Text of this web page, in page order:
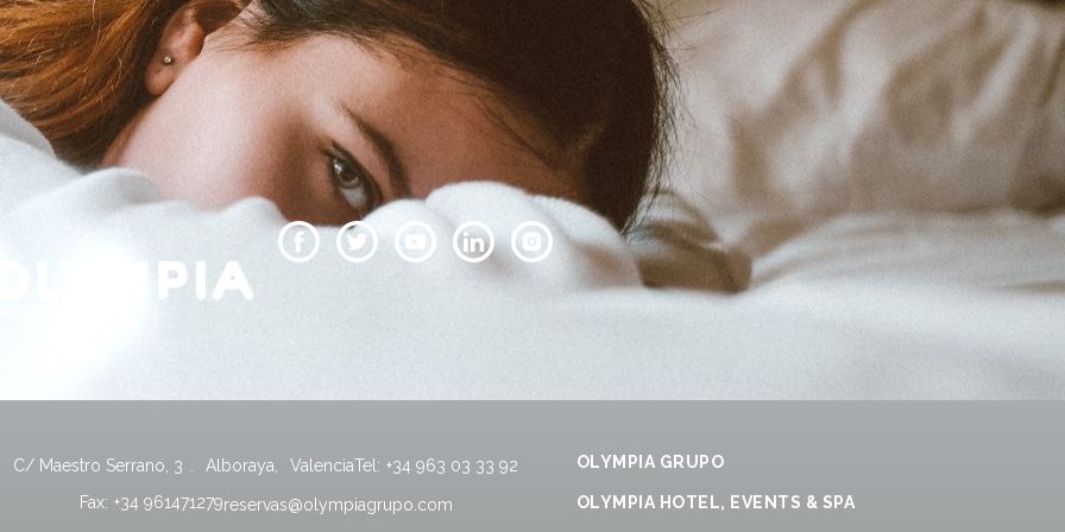
C/ Maestro Serrano, 3 . Alboraya, ValenciaTel: +34 963 03 33 92
Fax: +34 961471279reservas@olympiagrupo.com
OLYMPIA GRUPO
OLYMPIA HOTEL, EVENTS & SPA